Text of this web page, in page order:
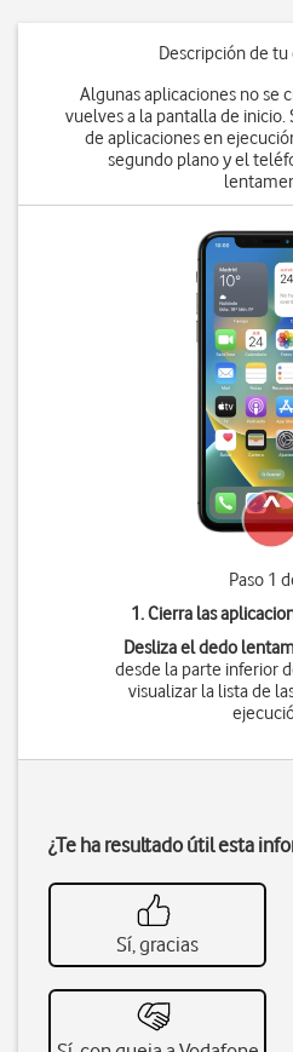
Descripción de
Algunas aplicaciones no se
vuelves a la pantalla de inicio.
de aplicaciones en
segundo plano y el
Paso 1
1. Cierra las
Desliza el dedo
desde la parte inferior
visualizar la lista de
¿Te ha resultado útil esta
Sí, gracias